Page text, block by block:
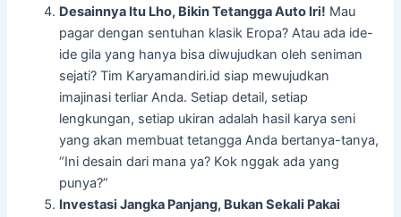
Desainnya Itu Lho, Bikin Tetangga Auto Iri! Mau
pagar dengan sentuhan klasik Eropa? Atau ada ide-
ide gila yang hanya bisa diwujudkan oleh seniman
sejati? Tim Karyamandiri.id siap mewujudkan
imajinasi terliar Anda. Setiap detail, setiap
lengkungan, setiap ukiran adalah hasil karya seni
yang akan membuat tetangga Anda bertanya-tanya,
“Ini desain dari mana ya? Kok nggak ada yang
punya?”
Investasi Jangka Panjang, Bukan Sekali Pakai